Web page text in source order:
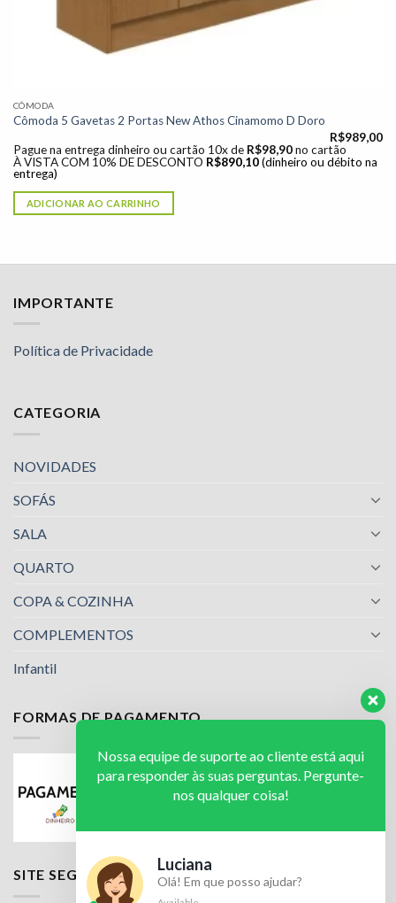
CÔMODA
Cômoda 5 Gavetas 2 Portas New Athos Cinamomo D Doro
R$989,00
Pague na entrega dinheiro ou cartão 10x de R$98,90 no cartão
À VISTA COM 10% DE DESCONTO R$890,10 (dinheiro ou débito na
entrega)
ADICIONAR AO CARRINHO
IMPORTANTE
Política de Privacidade
CATEGORIA
NOVIDADES
SOFÁS
SALA
QUARTO
COPA & COZINHA
COMPLEMENTOS
Infantil
FORMAS DE PAGAMENTO
SITE SEGURO
Nossa equipe de suporte ao cliente está aqui
para responder às suas perguntas. Pergunte-
nos qualquer coisa!
Luciana
Olá! Em que posso ajudar?